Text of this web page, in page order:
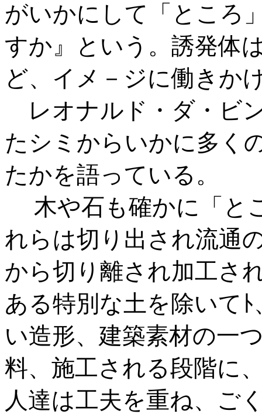
がいかにして「ところ
すか』という。誘発体
ど、イメ－ジに働きか
レオナルド・ダ・ビ
たシミからいかに多く
たかを語っている。
木や石も確かに「と
れらは切り出され流通
から切り離され加工さ
ある特別な土を除いて
い造形、建築素材の一
料、施工される段階に
人達は工夫を重ね、ご